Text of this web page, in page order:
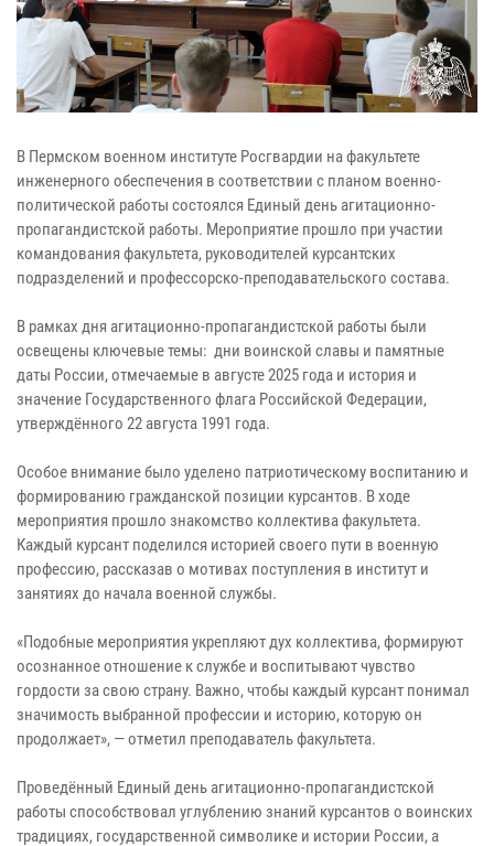
В Пермском военном институте Росгвардии на факультете
инженерного обеспечения в соответствии с планом военно-
политической работы состоялся Единый день агитационно-
пропагандистской работы. Мероприятие прошло при участии
командования факультета, руководителей курсантских
подразделений и профессорско-преподавательского состава.
В рамках дня агитационно-пропагандистской работы были
освещены ключевые темы: дни воинской славы и памятные
даты России, отмечаемые в августе 2025 года и история и
значение Государственного флага Российской Федерации,
утверждённого 22 августа 1991 года.
Особое внимание было уделено патриотическому воспитанию и
формированию гражданской позиции курсантов. В ходе
мероприятия прошло знакомство коллектива факультета.
Каждый курсант поделился историей своего пути в военную
профессию, рассказав о мотивах поступления в институт и
занятиях до начала военной службы.
«Подобные мероприятия укрепляют дух коллектива, формируют
осознанное отношение к службе и воспитывают чувство
гордости за свою страну. Важно, чтобы каждый курсант понимал
значимость выбранной профессии и историю, которую он
продолжает», — отметил преподаватель факультета.
Проведённый Единый день агитационно-пропагандистской
работы способствовал углублению знаний курсантов о воинских
традициях, государственной символике и истории России, а